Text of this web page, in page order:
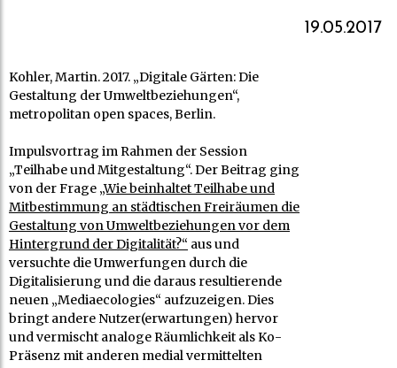
19.05.2017
Kohler, Martin. 2017. „Digitale Gärten: Die
Gestaltung der Umweltbeziehungen“,
metropolitan open spaces, Berlin.
Impulsvortrag im Rahmen der Session
„Teilhabe und Mitgestaltung“. Der Beitrag ging
von der Frage „Wie beinhaltet Teilhabe und
Mitbestimmung an städtischen Freiräumen die
Gestaltung von Umweltbeziehungen vor dem
Hintergrund der Digitalität?“ aus und
versuchte die Umwerfungen durch die
Digitalisierung und die daraus resultierende
neuen „Mediaecologies“ aufzuzeigen. Dies
bringt andere Nutzer(erwartungen) hervor
und vermischt analoge Räumlichkeit als Ko-
Präsenz mit anderen medial vermittelten